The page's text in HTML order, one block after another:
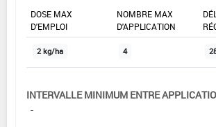
DOSE MAX
D'EMPLOI
NOMBRE MAX
D'APPLICATION
2 kg/ha 4
INTERVALLE MINIMUM ENTRE
-